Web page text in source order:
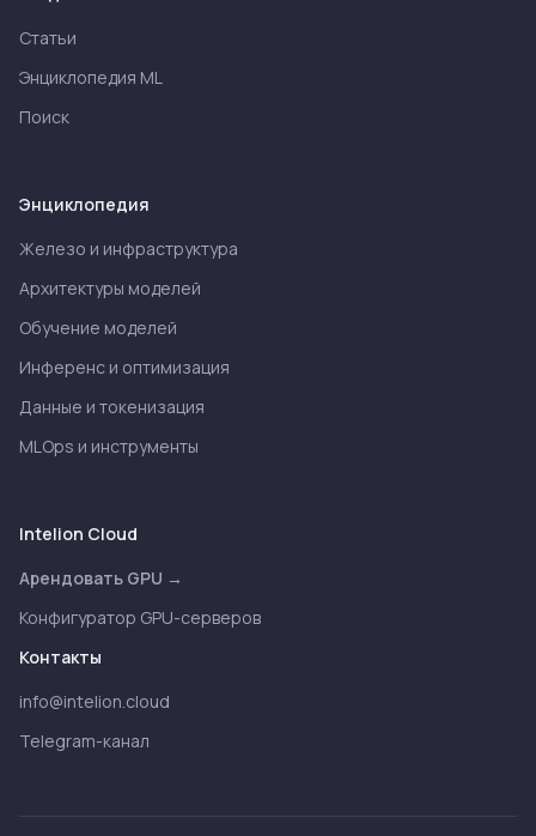
Статьи
Энциклопедия ML
Поиск
Энциклопедия
Железо и инфраструктура
Архитектуры моделей
Обучение моделей
Инференс и оптимизация
Данные и токенизация
MLOps и инструменты
Intelion Cloud
Арендовать GPU →
Конфигуратор GPU-серверов
Контакты
info@intelion.cloud
Telegram-канал